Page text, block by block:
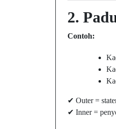
2.
Contoh:
✔ Outer =
✔ Inner =